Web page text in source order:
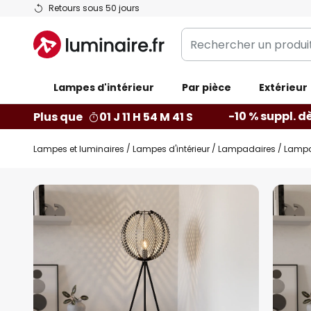
Retours sous 50 jours
Allez
contenu
Rechercher
un
catégorie...
Lampes d'intérieur Par pièce Extérieur
Plus que 01 J 11 H 54 M 40 S -10 % suppl.
Lampes et luminaires Lampes d'intérieur Lampadaires
Skip
to
the
of
the
images